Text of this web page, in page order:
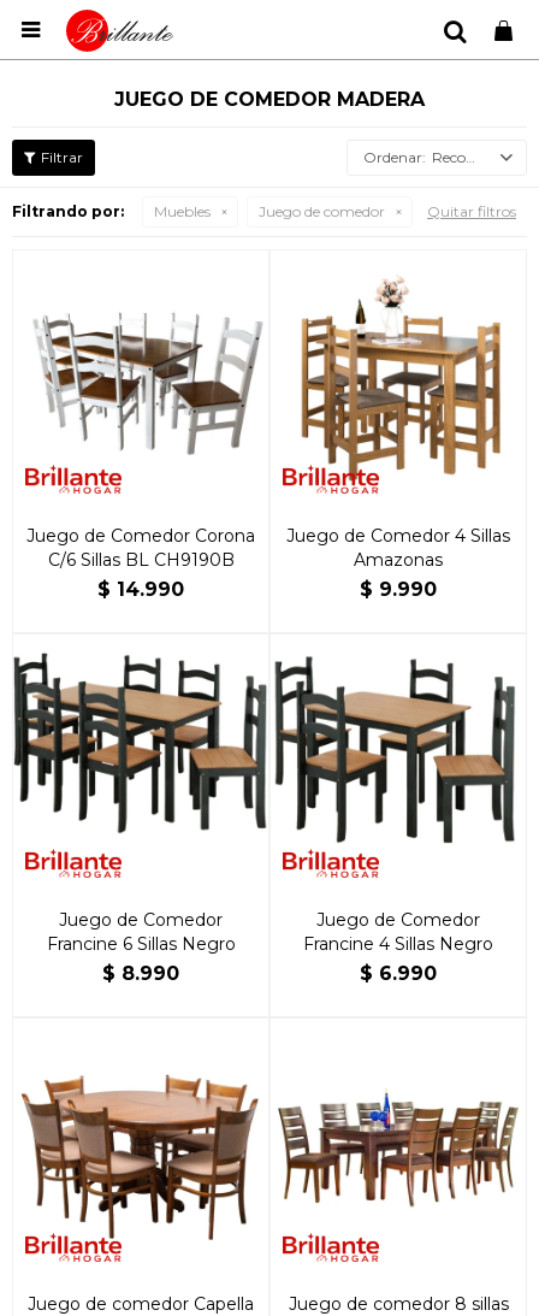

JUEGO DE COMEDOR MADERA
Recomendados
Filtrando por: Muebles Juego de comedor Quitar filtros
Juego de Comedor Corona
C/6 Sillas BL CH9190B
$ 14.990
Juego de Comedor 4 Sillas
Amazonas
$ 9.990
Juego de Comedor
Francine 6 Sillas Negro
$ 8.990
Juego de Comedor
Francine 4 Sillas Negro
$ 6.990
Juego de comedor Capella
Juego de comedor 8 sillas